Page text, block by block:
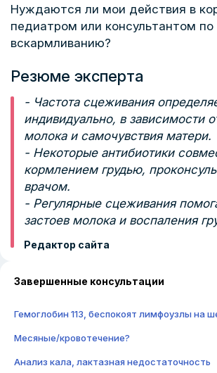
Нуждаются ли мои действия в
педиатром или консультантом по
вскармливанию?
Резюме эксперта
- Частота сцеживания
индивидуально, в зависимости
молока и самочувствия матери.
- Некоторые антибиотики
кормлением грудью,
врачом.
- Регулярные сцеживания
застоев молока и воспаления
Редактор сайта
Завершенные консультации
Гемоглобин 113, беспокоят лимфоузлы на
Месяные/кровотечение?
Анализ кала, лактазная недостаточность